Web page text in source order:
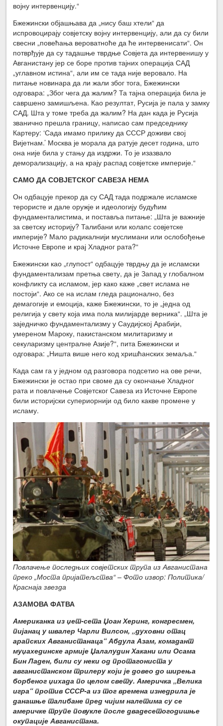
војну интервенцију.“
Бжежински објашњава да „нису баш хтели“ да
испровоцирају совјетску војну интервенцију, али да су били
свесни „повећања вероватноће да ће интервенисати“. Он
потврђује да су тадашње тврдње Совјета да интервенишу у
Авганистану јер се боре против тајних операција САД
„углавном истина“, али им се тада није веровало. На
питање новинара да ли жали због тога, Бжежински
одговара: „Због чега да жалим? Та тајна операција била је
савршено замишљена. Као резултат, Русија је пала у замку
САД. Шта у томе треба да жалим? На дан када је Русија
званично прешла границу, написао сам председнику
Картеру: ‘Сада имамо прилику да СССР доживи свој
Вијетнам.’ Москва је морала да ратује десет година, што
она није била у стању да издржи. То је изазвало
деморализацију, а на крају распад совјетске империје.“
САМО ДА СОВЈЕТСКОГ САВЕЗА НЕМА
Он одбацује прекор да су САД тада подржале исламске
терористе и дале оружје и идеологију будућим
фундаменталистима, и поставља питање: „Шта је важније
за светску историју? Талибани или колапс совјетске
империје? Мало радикалнији муслимани или ослобођење
Источне Европе и крај Хладног рата?“
Бжежински као „глупост“ одбацује тврдњу да је исламски
фундаментализам претња свету, да је Запад у глобалном
конфликту са исламом, јер како каже „свет ислама не
постоји“. Ако се на ислам гледа рационално, без
демагогије и емоција, каже Бжежински, то је „једна од
религија у свету која има пола милијарде верника“. „Шта је
заједничко фундаментализму у Саудијској Арабији,
умереном Мароку, пакистанском милитаризму и
секуларизму централне Азије?“, пита Бжежински и
одговара: „Ништа више него код хришћанских земаља.“
Када сам га у једном од разговора подсетио на ове речи,
Бжежински је остао при своме да су окончање Хладног
рата и повлачење Совјетског Савеза из Источне Европе
били историјски супериорнији од било какве промене у
исламу.
Повлачење последњих совјетских трупа из Авганистана
преко „Моста пријатељства“ – Фото извор: Политика/
Краснаја звезда
АЗАМОВА ФАТВА
Американка из џет-сета Џоан Херинг, конгресмен,
пијанац у швалер Чарли Вилсон, „духовни отац
арапских Авганистанаца“ Абдула Азам, комадант
муџахединске армије Џалалудин Хакани или Осама
Бин Ладен, били су неки од протагониста у
авганистанском трилеру који је довео до ширења
борбеног џихада по целом свету. Америчка „Велика
игра“ против СССР-а из тог времена изнедрила је
данашње талибане пред чијим налетима су се
америчке трупе повукле после двадесетогодишње
окупације Авганистана.